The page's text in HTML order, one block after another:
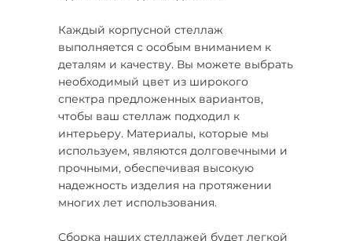
Каждый корпусной стеллаж
выполняется с особым вниманием к
деталям и качеству. Вы можете выбрать
необходимый цвет из широкого
спектра предложенных вариантов,
чтобы ваш стеллаж подходил к
интерьеру. Материалы, которые мы
используем, являются долговечными и
прочными, обеспечивая высокую
надежность изделия на протяжении
многих лет использования.
Сборка наших стеллажей будет легкой